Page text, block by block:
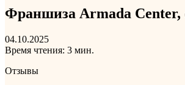
Франшиза Armada
04.10.2025
Время чтения: 3 мин.
Отзывы